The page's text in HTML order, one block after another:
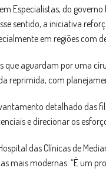
Especialistas, do
sentido, a iniciativa
em regiões com
que aguardam por uma
reprimida, com
detalhado das
e direcionar os
das Clínicas de
mais modernas. “É um